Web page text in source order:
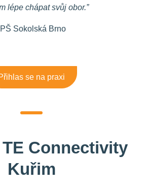
lépe chápat svůj obor.”
Sokolská Brno
se na praxi
Connectivity
Kuřim